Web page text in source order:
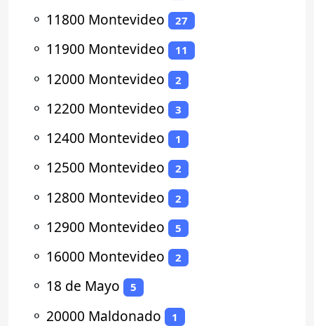
⚬ 11800 Montevideo 27
⚬ 11900 Montevideo 11
⚬ 12000 Montevideo 2
⚬ 12200 Montevideo 3
⚬ 12400 Montevideo 1
⚬ 12500 Montevideo 2
⚬ 12800 Montevideo 2
⚬ 12900 Montevideo 5
⚬ 16000 Montevideo 2
⚬ 18 de Mayo 5
⚬ 20000 Maldonado 1